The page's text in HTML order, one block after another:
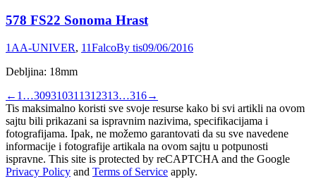
578 FS22 Sonoma Hrast
1AA-UNIVER, 11FalcoBy tis09/06/2016
Debljina: 18mm
← 1 …309310311312313…316→
Tis maksimalno koristi sve svoje resurse kako bi svi artikli na ovom
sajtu bili prikazani sa ispravnim nazivima, specifikacijama i
fotografijama. Ipak, ne možemo garantovati da su sve navedene
informacije i fotografije artikala na ovom sajtu u potpunosti
ispravne. This site is protected by reCAPTCHA and the Google
Privacy Policy and Terms of Service apply.